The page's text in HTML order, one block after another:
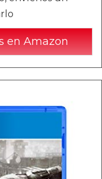
en Amazon